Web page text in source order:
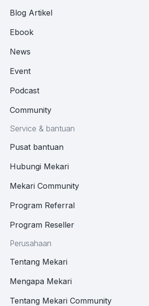
Blog Artikel
Ebook
News
Event
Podcast
Community
Service & bantuan
Pusat bantuan
Hubungi Mekari
Mekari Community
Program Referral
Program Reseller
Perusahaan
Tentang Mekari
Mengapa Mekari
Tentang Mekari Community